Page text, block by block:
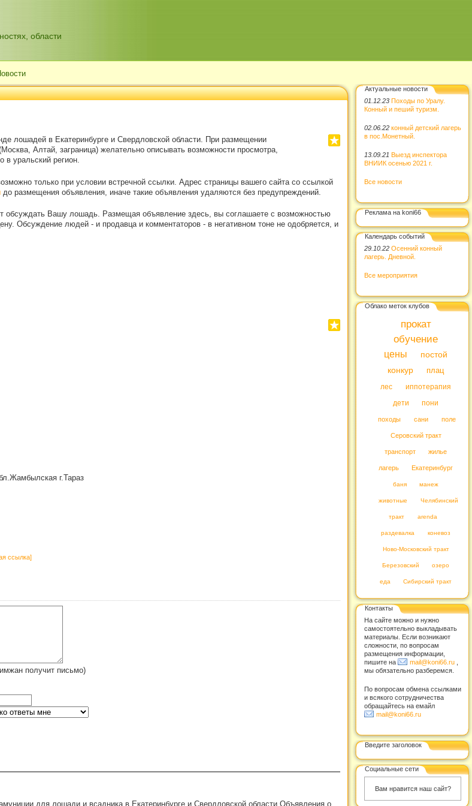
области
лошадей в Екатеринбурге и Свердловской области. При размещении
Алтай, заграница) желательно описывать возможности просмотра,
в уральский регион.
только при условии встречной ссылки. Адрес страницы вашего сайта со ссылкой
до размещения объявления, иначе такие объявления удаляются без предупреждений.
обсуждать Вашу лошадь. Размещая объявление здесь, вы соглашаете с возможностью
Обсуждение людей - и продавца и комментаторов - в негативном тоне не одобряется, и
г.Тараз
ссылка]
получит письмо)
для лошади и всадника в Екатеринбурге и Свердловской области.Объявления о
Актуальные новости
01.12.23 Походы по Уралу.
Конный и пеший туризм.
02.06.22 конный детский лагерь
в пос.Монетный.
13.09.21 Выезд инспектора
ВНИИК осенью 2021 г.
Все новости
Реклама на koni66
Календарь событий
29.10.22 Осенний конный
лагерь. Дневной.
Все мероприятия
Облако меток клубов
прокат
обучение
цены
постой
конкур
плац
лес
иппотерапия
дети
пони
походы сани поле
Серовский тракт
транспорт жилье
лагерь Екатеринбург
баня манеж
животные Челябинский
тракт arenda
раздевалка коневоз
Ново-Московский тракт
Березовский озеро
еда Сибирский тракт
Контакты
На сайте можно и нужно
самостоятельно выкладывать
материалы. Если возникают
сложности, по вопросам
размещения информации,
пишите на
mail@koni66.ru
мы обязательно разберемся.
По вопросам обмена ссылками
и всякого сотрудничества
обращайтесь на емайл
mail@koni66.ru
Введите заголовок
Социальные сети
Вам нравится наш сайт?